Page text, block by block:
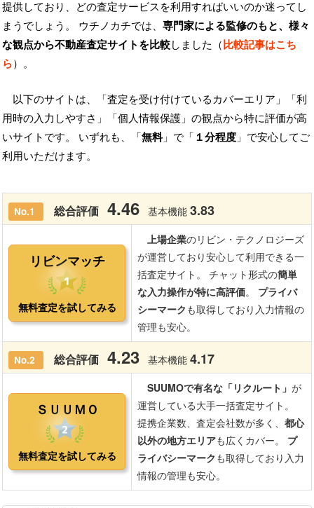
提供しており、どの査定サービスを利用すればいいのか迷ってし
まうでしょう。 ウチノカチでは、 専門家による監修のもと、様々
な観点から不動産査定サイトを比較しました（比較記事はこち
ら）。
以下のサイトは、「査定を受け付けているカバーエリア」「利
用時の入力しやすさ」「個人情報保護」の観点から特に評価が高
いサイトです。 いずれも、「無料」で「 １分程度 」で安心してご
利用いただけます。